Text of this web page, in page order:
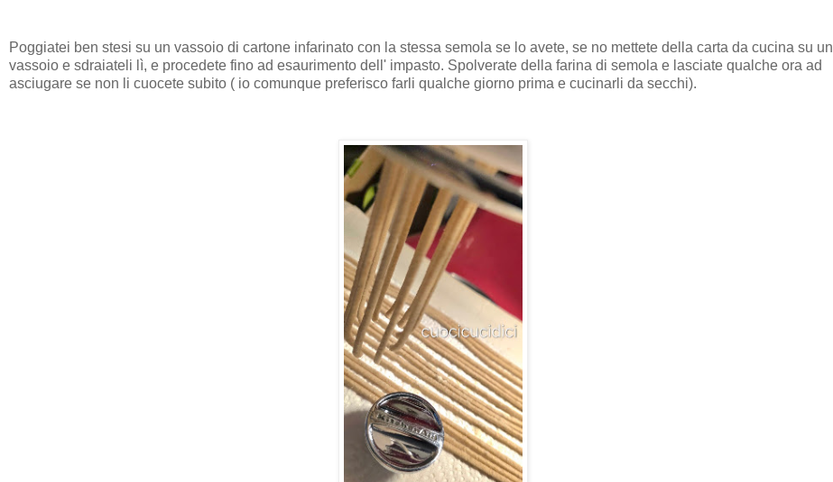
Poggiatei ben stesi su un vassoio di cartone infarinato con la stessa semola se lo avete, se no mettete della carta da cucina su un
vassoio e sdraiateli lì, e procedete fino ad esaurimento dell' impasto. Spolverate della farina di semola e lasciate qualche ora ad
asciugare se non li cuocete subito ( io comunque preferisco farli qualche giorno prima e cucinarli da secchi).